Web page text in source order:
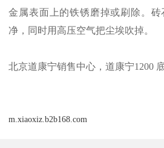
金属表面上的铁锈磨掉或刷除。
净，同时用高压空气把尘埃吹掉。
北京道康宁销售中心，道康宁1200
m.xiaoxiz.b2b168.com